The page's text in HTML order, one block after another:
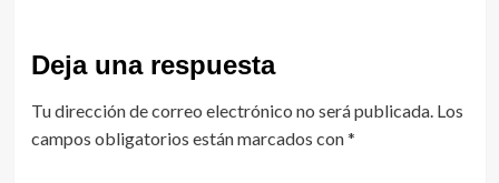
Deja una respuesta
Tu dirección de correo electrónico no será publicada. Los
campos obligatorios están marcados con*